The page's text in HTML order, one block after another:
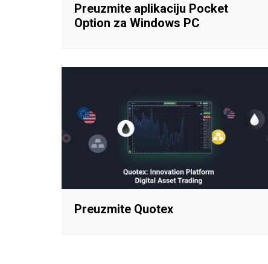
Preuzmite aplikaciju Pocket
Option za Windows PC
Preuzmite Quotex